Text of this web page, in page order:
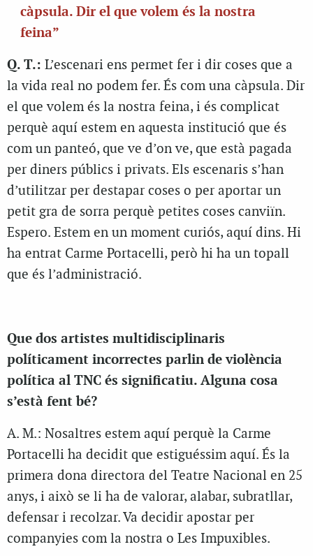
càpsula. Dir el que volem és la nostra
feina”
Q. T.: L’escenari ens permet fer i dir coses que a
la vida real no podem fer. És com una càpsula. Dir
el que volem és la nostra feina, i és complicat
perquè aquí estem en aquesta institució que és
com un panteó, que ve d’on ve, que està pagada
per diners públics i privats. Els escenaris s’han
d’utilitzar per destapar coses o per aportar un
petit gra de sorra perquè petites coses canviïn.
Espero. Estem en un moment curiós, aquí dins. Hi
ha entrat Carme Portacelli, però hi ha un topall
que és l’administració.
Que dos artistes multidisciplinaris
políticament incorrectes parlin de violència
política al TNC és significatiu. Alguna cosa
s’està fent bé?
A. M.: Nosaltres estem aquí perquè la Carme
Portacelli ha decidit que estiguéssim aquí. És la
primera dona directora del Teatre Nacional en 25
anys, i això se li ha de valorar, alabar, subratllar,
defensar i recolzar. Va decidir apostar per
companyies com la nostra o Les Impuxibles.